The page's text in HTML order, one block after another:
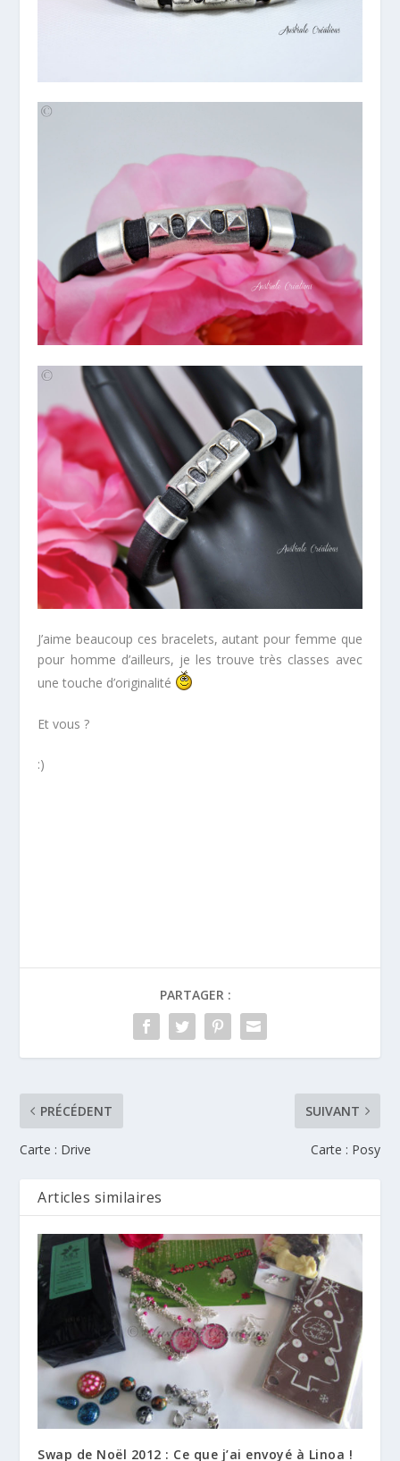
J’aime beaucoup ces bracelets, autant pour femme que
pour homme d’ailleurs, je les trouve très classes avec
une touche d’originalité
Et vous ?
:)
PARTAGER :
PRÉCÉDENT
Carte : Drive
SUIVANT
Carte : Posy
Articles similaires
Swap de Noël 2012 : Ce que j’ai envoyé à Linoa !